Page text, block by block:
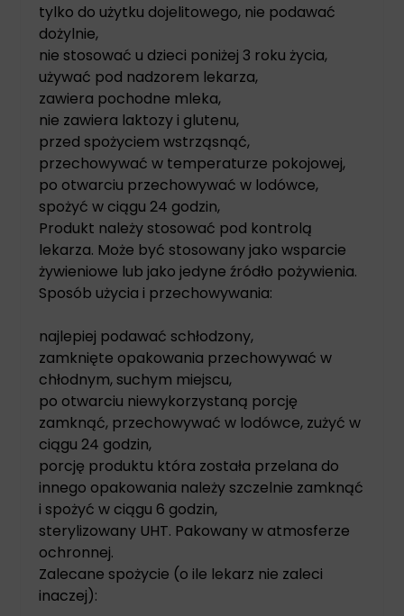
tylko do użytku dojelitowego, nie podawać
dożylnie,
nie stosować u dzieci poniżej 3 roku życia,
używać pod nadzorem lekarza,
zawiera pochodne mleka,
nie zawiera laktozy i glutenu,
przed spożyciem wstrząsnąć,
przechowywać w temperaturze pokojowej,
po otwarciu przechowywać w lodówce,
spożyć w ciągu 24 godzin,
Produkt należy stosować pod kontrolą
lekarza. Może być stosowany jako wsparcie
żywieniowe lub jako jedyne źródło pożywienia.
Sposób użycia i przechowywania:
najlepiej podawać schłodzony,
zamknięte opakowania przechowywać w
chłodnym, suchym miejscu,
po otwarciu niewykorzystaną porcję
zamknąć, przechowywać w lodówce, zużyć w
ciągu 24 godzin,
porcję produktu która została przelana do
innego opakowania należy szczelnie zamknąć
i spożyć w ciągu 6 godzin,
sterylizowany UHT. Pakowany w atmosferze
ochronnej.
Zalecane spożycie (o ile lekarz nie zaleci
inaczej):